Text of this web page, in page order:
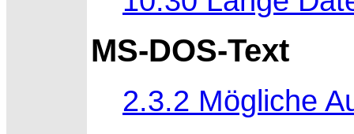
MS-DOS-Text
2.3.2 Mögliche